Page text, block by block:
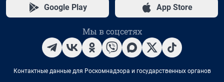
Google Play App Store
Мы в соцсетях
Контактные данные для Роскомнадзора и государственных органов